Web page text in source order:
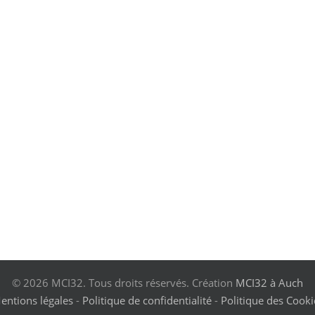
© 2026 MCI32. Tous droits réservés. Création MCI32 à Auch
légales- Politique de confidentialité- Politique des